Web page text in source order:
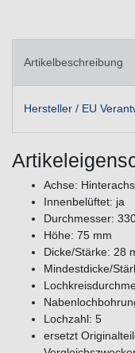
Artikelbeschreibung
Hersteller / EU
Achse:
Innenbelüftet: ja
Durchmesser:
Höhe: 75 mm
Dicke/Stärke: 28
Mindestdicke/
Lochzahl: 5
ersetzt